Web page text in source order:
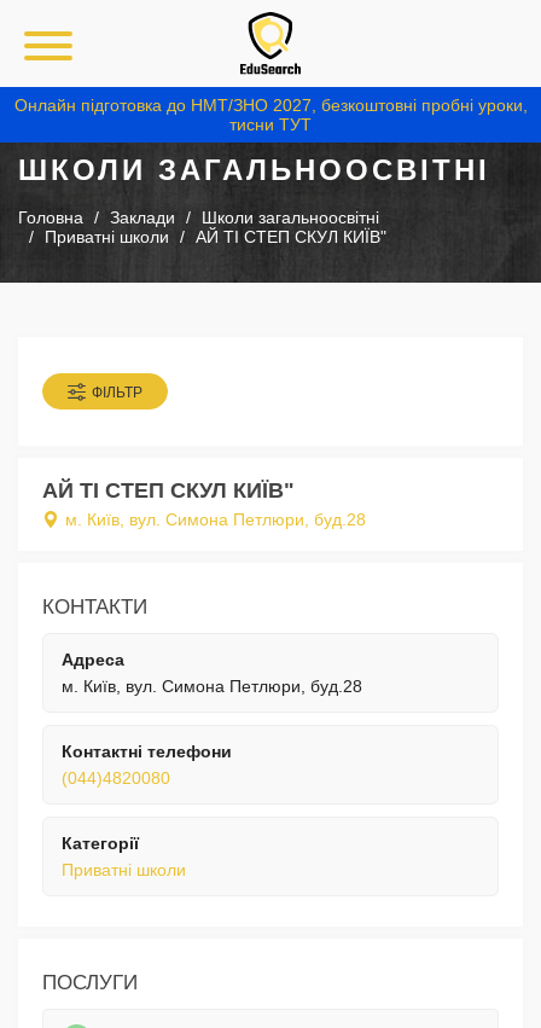
Онлайн підготовка до НМТ/ЗНО 2027, безкоштовні пробні уроки,
тисни ТУТ
ШКОЛИ ЗАГАЛЬНООСВІТНІ
Головна Заклади
Школи загальноосвітні
Приватні школи
АЙ ТІ СТЕП СКУЛ КИЇВ"
ФІЛЬТР
АЙ ТІ СТЕП СКУЛ КИЇВ"
м. Київ, вул. Симона Петлюри, буд.28
КОНТАКТИ
Адреса
м. Київ, вул. Симона Петлюри, буд.28
Контактні телефони
(044)4820080
Категорії
Приватні школи
ПОСЛУГИ